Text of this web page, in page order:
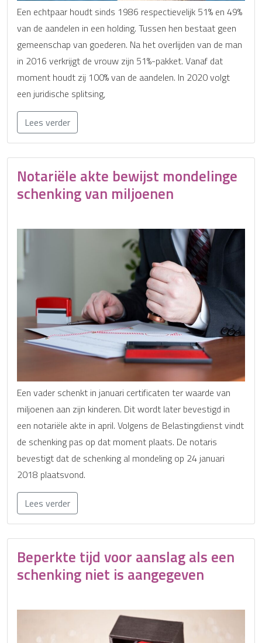
Een echtpaar houdt sinds 1986 respectievelijk 51% en 49%
van de aandelen in een holding. Tussen hen bestaat geen
gemeenschap van goederen. Na het overlijden van de man
in 2016 verkrijgt de vrouw zijn 51%-pakket. Vanaf dat
moment houdt zij 100% van de aandelen. In 2020 volgt
een juridische splitsing,
Lees verder
Notariële akte bewijst mondelinge
schenking van miljoenen
Een vader schenkt in januari certificaten ter waarde van
miljoenen aan zijn kinderen. Dit wordt later bevestigd in
een notariële akte in april. Volgens de Belastingdienst vindt
de schenking pas op dat moment plaats. De notaris
bevestigt dat de schenking al mondeling op 24 januari
2018 plaatsvond.
Lees verder
Beperkte tijd voor aanslag als een
schenking niet is aangegeven